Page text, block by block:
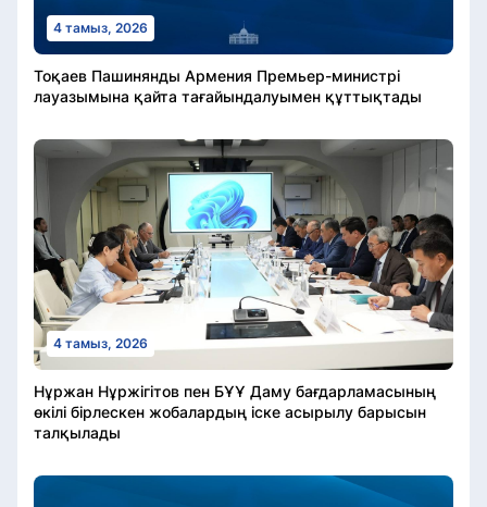
4 тамыз, 2026
Тоқаев Пашинянды Армения Премьер-министрі
лауазымына қайта тағайындалуымен құттықтады
4 тамыз, 2026
Нұржан Нұржігітов пен БҰҰ Даму бағдарламасының
өкілі бірлескен жобалардың іске асырылу барысын
талқылады